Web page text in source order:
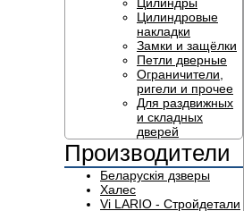
Цилиндровые
накладки
Замки и защёлки
Петли дверные
Ограничители,
ригели и прочее
Для раздвижных
и складных
дверей
Производители
Беларускія дзверы
Халес
Vi LARIO - Стройдетали